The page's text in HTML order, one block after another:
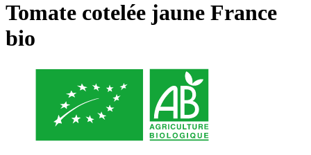
Tomate cotelée jaune France
bio